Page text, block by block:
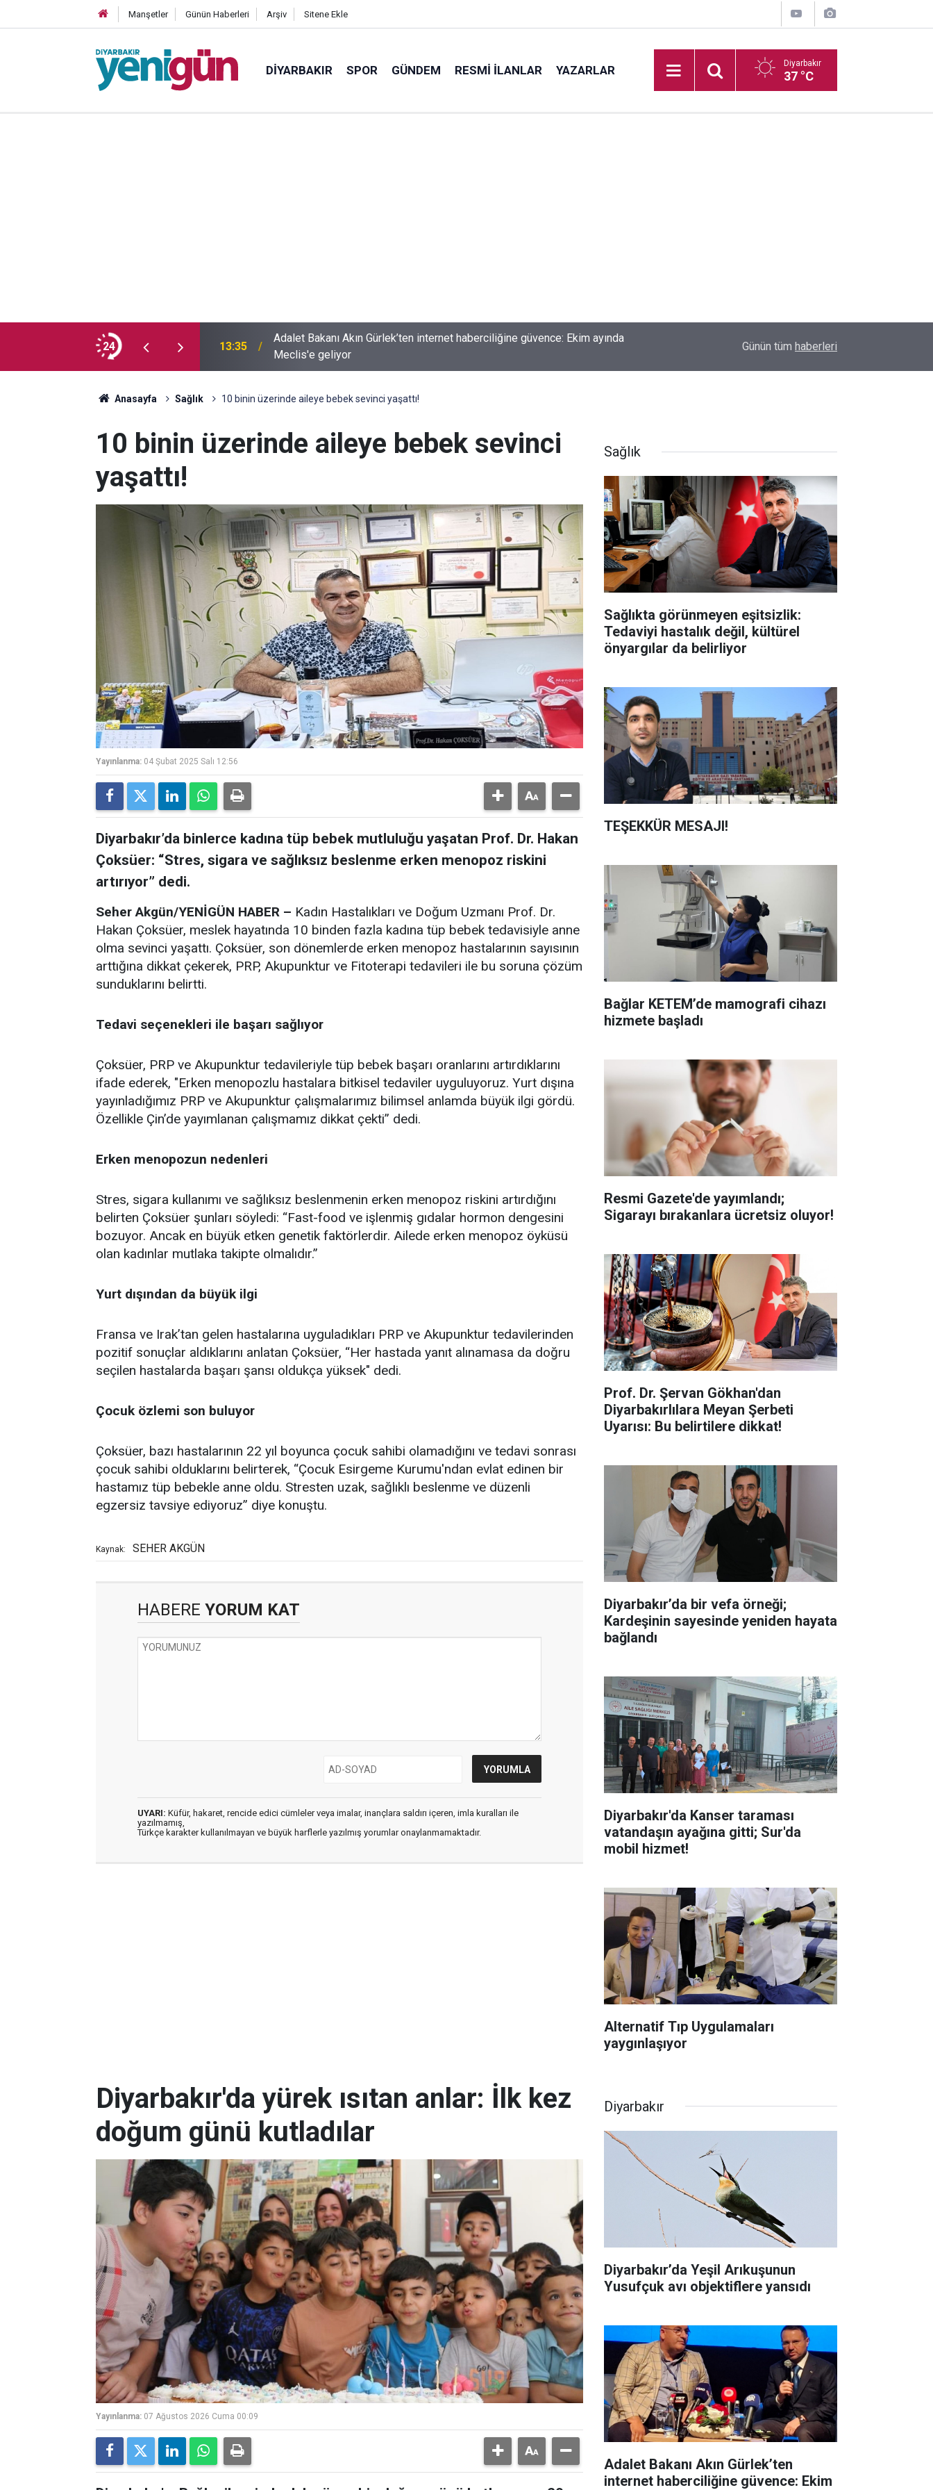
Manşetler Günün Haberleri Arşiv Sitene Ekle
DIYARBAKIR SPOR GÜNDEM RESMI İLANLAR YAZARLAR Diyarbakır
37 °C
24
avı objektiflere yansıdı 13:35
Adalet Bakanı Akın Gürlek’ten internet haberciliğine güvence: Ekim ayında
Meclis'e geliyor
Diyarbakır'da yürek ısıtan anlar: İlk kez doğum
Günün tüm haberleri
Anasayfa Sağlık 10 binin üzerinde aileye bebek sevinci yaşattı!
10 binin üzerinde aileye bebek sevinci
yaşattı!
Yayınlanma: 04 Şubat 2025 Salı 12:56
Diyarbakır’da binlerce kadına tüp bebek mutluluğu yaşatan Prof. Dr. Hakan
Çoksüer: “Stres, sigara ve sağlıksız beslenme erken menopoz riskini
artırıyor” dedi.
Seher Akgün/YENİGÜN HABER – Kadın Hastalıkları ve Doğum Uzmanı Prof. Dr.
Hakan Çoksüer, meslek hayatında 10 binden fazla kadına tüp bebek tedavisiyle anne
olma sevinci yaşattı. Çoksüer, son dönemlerde erken menopoz hastalarının sayısının
arttığına dikkat çekerek, PRP, Akupunktur ve Fitoterapi tedavileri ile bu soruna çözüm
sunduklarını belirtti.
Tedavi seçenekleri ile başarı sağlıyor
Çoksüer, PRP ve Akupunktur tedavileriyle tüp bebek başarı oranlarını artırdıklarını
ifade ederek, "Erken menopozlu hastalara bitkisel tedaviler uyguluyoruz. Yurt dışına
yayınladığımız PRP ve Akupunktur çalışmalarımız bilimsel anlamda büyük ilgi gördü.
Özellikle Çin’de yayımlanan çalışmamız dikkat çekti” dedi.
Erken menopozun nedenleri
Stres, sigara kullanımı ve sağlıksız beslenmenin erken menopoz riskini artırdığını
belirten Çoksüer şunları söyledi: “Fast-food ve işlenmiş gıdalar hormon dengesini
bozuyor. Ancak en büyük etken genetik faktörlerdir. Ailede erken menopoz öyküsü
olan kadınlar mutlaka takipte olmalıdır.”
Yurt dışından da büyük ilgi
Fransa ve Irak’tan gelen hastalarına uyguladıkları PRP ve Akupunktur tedavilerinden
pozitif sonuçlar aldıklarını anlatan Çoksüer, “Her hastada yanıt alınamasa da doğru
seçilen hastalarda başarı şansı oldukça yüksek" dedi.
Çocuk özlemi son buluyor
Çoksüer, bazı hastalarının 22 yıl boyunca çocuk sahibi olamadığını ve tedavi sonrası
çocuk sahibi olduklarını belirterek, “Çocuk Esirgeme Kurumu'ndan evlat edinen bir
hastamız tüp bebekle anne oldu. Stresten uzak, sağlıklı beslenme ve düzenli
egzersiz tavsiye ediyoruz” diye konuştu.
Kaynak: SEHER AKGÜN
HABERE YORUM KAT
UYARI: Küfür, hakaret, rencide edici cümleler veya imalar, inançlara saldırı içeren, imla kuralları ile
yazılmamış,
Türkçe karakter kullanılmayan ve büyük harflerle yazılmış yorumlar onaylanmamaktadır.
Sağlık
Sağlıkta görünmeyen eşitsizlik:
Tedaviyi hastalık değil, kültürel
önyargılar da belirliyor
TEŞEKKÜR MESAJI!
Bağlar KETEM’de mamografi cihazı
hizmete başladı
Resmi Gazete'de yayımlandı;
Sigarayı bırakanlara ücretsiz oluyor!
Prof. Dr. Şervan Gökhan'dan
Diyarbakırlılara Meyan Şerbeti
Uyarısı: Bu belirtilere dikkat!
Diyarbakır’da bir vefa örneği;
Kardeşinin sayesinde yeniden hayata
bağlandı
Diyarbakır'da Kanser taraması
vatandaşın ayağına gitti; Sur'da
mobil hizmet!
Alternatif Tıp Uygulamaları
yaygınlaşıyor
Diyarbakır'da yürek ısıtan anlar: İlk kez
doğum günü kutladılar
Yayınlanma: 07 Ağustos 2026 Cuma 00:09
Diyarbakır
Diyarbakır’da Yeşil Arıkuşunun
Yusufçuk avı objektiflere yansıdı
Adalet Bakanı Akın Gürlek’ten
internet haberciliğine güvence: Ekim